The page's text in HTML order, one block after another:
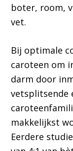
boter, room,
vet.
Bij optimale
caroteen om
darm door
vetsplitsende
makkelijkst
Eerdere